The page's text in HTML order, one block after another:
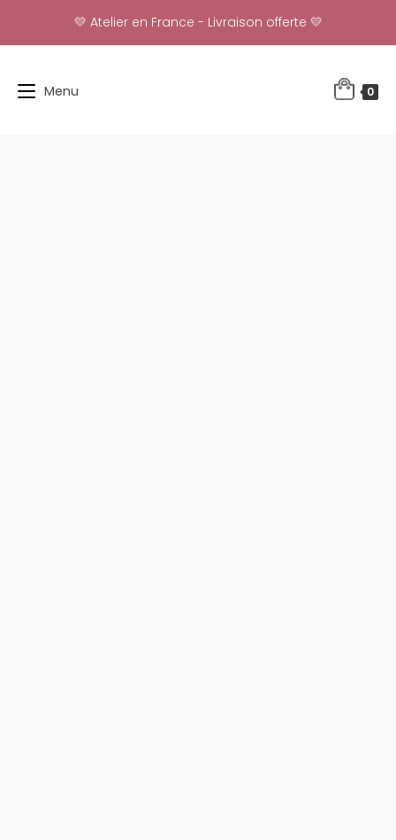
content
💛 Atelier en France - Livraison offerte 💛
Menu 0